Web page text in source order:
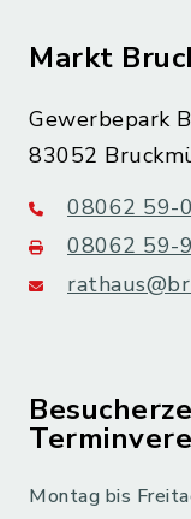
Markt
Gewerbepark
83052
08062 59-0
08062 59-
Montag bis